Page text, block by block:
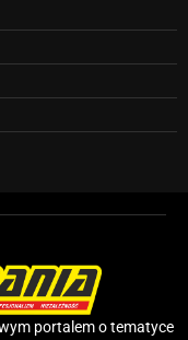
portalem o tematyce